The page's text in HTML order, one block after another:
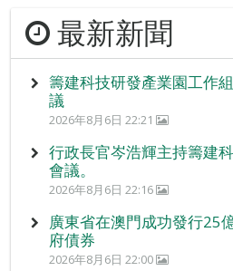
最新新聞
籌建科技研發產業園工作
議
2026年8月6日 22:21
行政長官岑浩輝主持籌建
會議。
2026年8月6日 22:16
廣東省在澳門成功發行25
府債券
2026年8月6日 22:00